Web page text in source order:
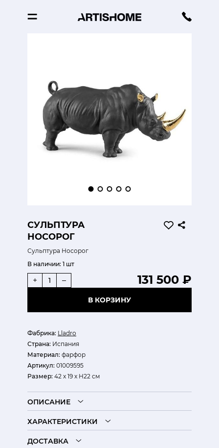
СУЛЬПТУРА
НОСОРОГ
Сульптура Носорог
Фабрика: Lladro
Страна: Испания
Материал: фарфор
Артикул: 01009595
Размер: 42 x 19 x H22 см
В наличии: 1 шт
131 500 ₽
+ –
В КОРЗИНУ
ОПИСАНИЕ
ХАРАКТЕРИСТИКИ
ДОСТАВКА